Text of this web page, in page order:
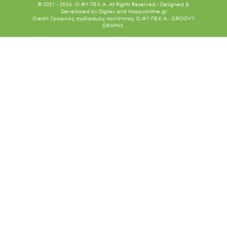
© 2021 - 2026. O.ΦΥ.ΠΕ.Κ.Α. All Rights Reserved - Designed &
Developed by Digilex and Happyonline.gr
Credit: Γραφικός σχεδιασμός ταυτότητας Ο.ΦΥ.ΠΕ.Κ.Α.: GROOVY
GRAPHX.